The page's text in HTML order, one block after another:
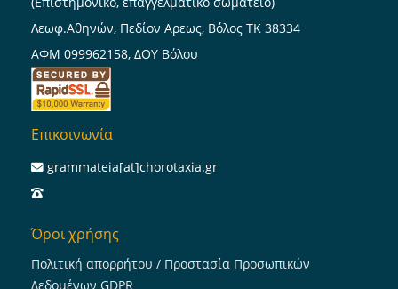
Λεωφ.Αθηνών, Πεδίον Αρεως, Βόλος ΤΚ 38334
ΑΦΜ 099962158, ΔΟΥ Βόλου
Επικοινωνία
grammateia[at]chorotaxia.gr
Όροι χρήσης
Πολιτική απορρήτου / Προστασία Προσωπικών
Δεδομένων GDPR